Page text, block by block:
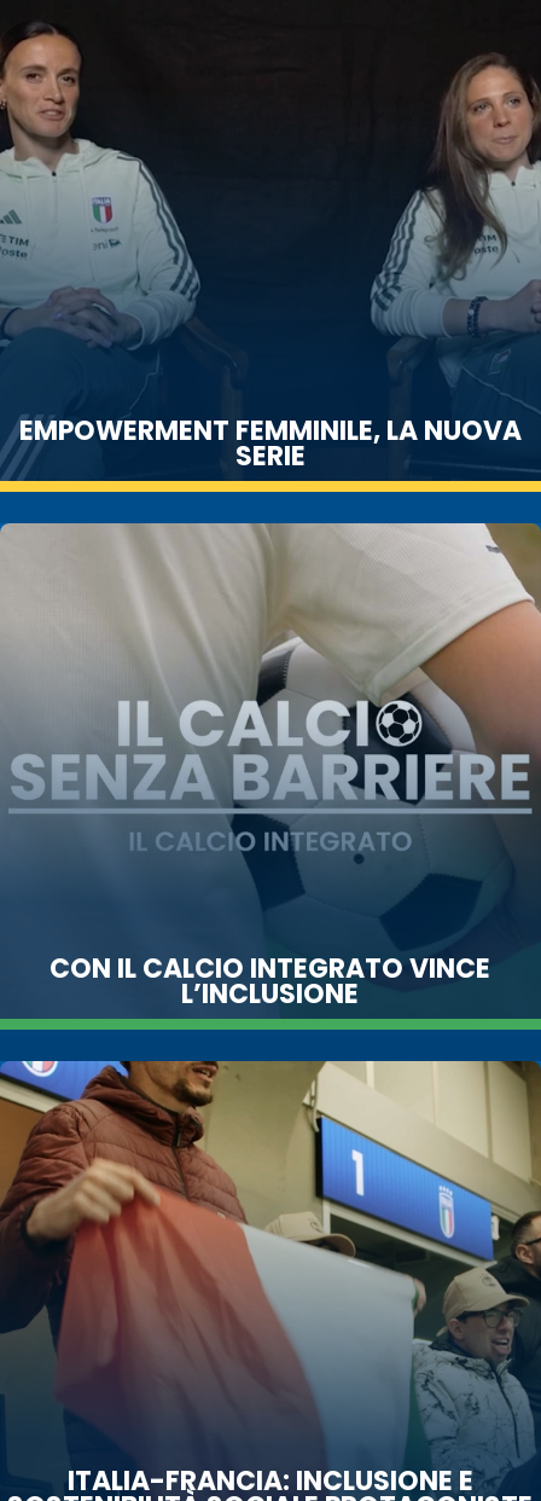
EMPOWERMENT FEMMINILE, LA NUOVA
SERIE
CON IL CALCIO INTEGRATO VINCE
L’INCLUSIONE
ITALIA-FRANCIA: INCLUSIONE E